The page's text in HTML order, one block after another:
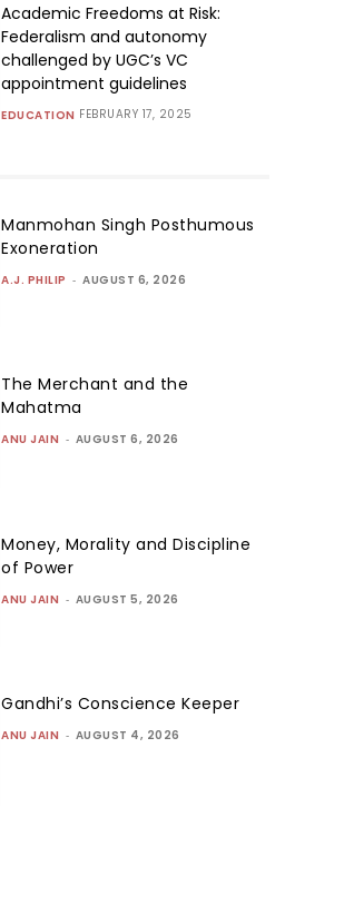
Academic Freedoms at Risk:
Federalism and autonomy
challenged by UGC’s VC
appointment guidelines
EDUCATION FEBRUARY 17, 2025
Manmohan Singh Posthumous
Exoneration
A.J. PHILIP - AUGUST 6, 2026
The Merchant and the
Mahatma
ANU JAIN - AUGUST 6, 2026
Money, Morality and Discipline
of Power
ANU JAIN - AUGUST 5, 2026
Gandhi’s Conscience Keeper
ANU JAIN - AUGUST 4, 2026